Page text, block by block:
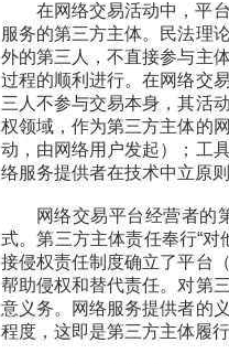
在网络交易活动中，平
服务的第三方主体。民法理
外的第三人，不直接参与主
过程的顺利进行。在网络交
三人不参与交易本身，其活
权领域，作为第三方主体的
动，由网络用户发起）；工
络服务提供者在技术中立原
网络交易平台经营者的
式。第三方主体责任奉行“
接侵权责任制度确立了平台
帮助侵权和替代责任。对第
意义务。网络服务提供者的
程度，这即是第三方主体履